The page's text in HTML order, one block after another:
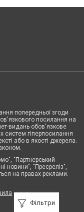
Фільтри
попередньої згоди
посилання на
видань обов'язкове
систем гіперпосилання
або в якості джерела.
"Партнерський
новини", "Пресреліз",
на правах реклами.